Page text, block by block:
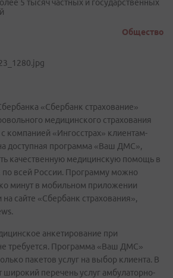
5 тысяч частных и государственных
Общество
«Сбербанк страхование»
медицинского страхования
компанией «Ингосстрах» клиентам-
доступная программа «Ваш ДМС»,
качественную медицинскую помощь в
всей России. Программу можно
минут в мобильном приложении
сайте «Сбербанк страхования»,
анкетирование при
требуется. Программа «Ваш ДМС»
пакетов услуг на выбор клиента. В
широкий перечень услуг амбулаторно-